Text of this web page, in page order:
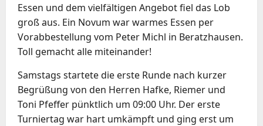
Essen und dem vielfältigen Angebot fiel das Lob
groß aus. Ein Novum war warmes Essen per
Vorabbestellung vom Peter Michl in Beratzhausen.
Toll gemacht alle miteinander!
Samstags startete die erste Runde nach kurzer
Begrüßung von den Herren Hafke, Riemer und
Toni Pfeffer pünktlich um 09:00 Uhr. Der erste
Turniertag war hart umkämpft und ging erst um